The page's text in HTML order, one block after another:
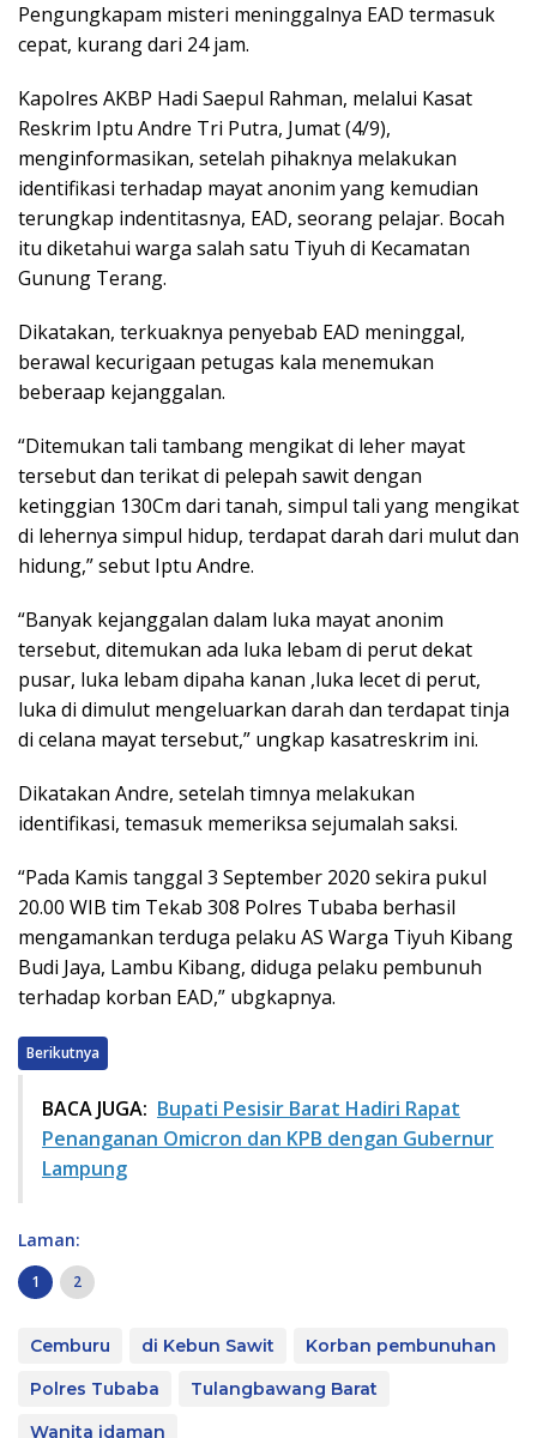
Pengungkapam misteri meninggalnya EAD termasuk
cepat, kurang dari 24 jam.
Kapolres AKBP Hadi Saepul Rahman, melalui Kasat
Reskrim Iptu Andre Tri Putra, Jumat (4/9),
menginformasikan, setelah pihaknya melakukan
identifikasi terhadap mayat anonim yang kemudian
terungkap indentitasnya, EAD, seorang pelajar. Bocah
itu diketahui warga salah satu Tiyuh di Kecamatan
Gunung Terang.
Dikatakan, terkuaknya penyebab EAD meninggal,
berawal kecurigaan petugas kala menemukan
beberaap kejanggalan.
“Ditemukan tali tambang mengikat di leher mayat
tersebut dan terikat di pelepah sawit dengan
ketinggian 130Cm dari tanah, simpul tali yang mengikat
di lehernya simpul hidup, terdapat darah dari mulut dan
hidung,” sebut Iptu Andre.
“Banyak kejanggalan dalam luka mayat anonim
tersebut, ditemukan ada luka lebam di perut dekat
pusar, luka lebam dipaha kanan ,luka lecet di perut,
luka di dimulut mengeluarkan darah dan terdapat tinja
di celana mayat tersebut,” ungkap kasatreskrim ini.
Dikatakan Andre, setelah timnya melakukan
identifikasi, temasuk memeriksa sejumalah saksi.
“Pada Kamis tanggal 3 September 2020 sekira pukul
20.00 WIB tim Tekab 308 Polres Tubaba berhasil
mengamankan terduga pelaku AS Warga Tiyuh Kibang
Budi Jaya, Lambu Kibang, diduga pelaku pembunuh
terhadap korban EAD,” ubgkapnya.
Berikutnya
BACA JUGA: Bupati Pesisir Barat Hadiri Rapat
Penanganan Omicron dan KPB dengan Gubernur
Lampung
Laman:
1 2
Cemburu di Kebun Sawit
Korban pembunuhan
Polres Tubaba
Tulangbawang Barat
Wanita idaman